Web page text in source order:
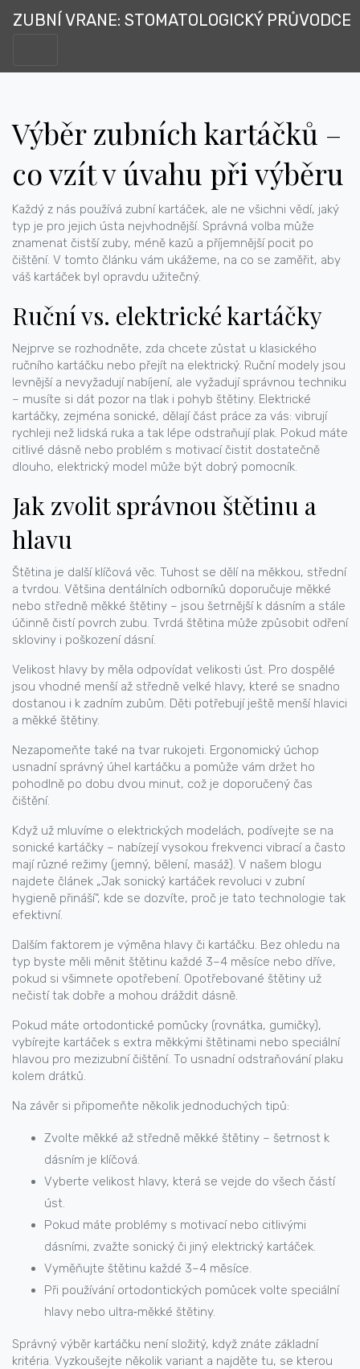
ZUBNÍ VRANE: STOMATOLOGICKÝ PRŮVODCE
Výběr zubních kartáčků –
co vzít v úvahu při výběru
Každý z nás používá zubní kartáček, ale ne všichni vědí, jaký
typ je pro jejich ústa nejvhodnější. Správná volba může
znamenat čistší zuby, méně kazů a příjemnější pocit po
čištění. V tomto článku vám ukážeme, na co se zaměřit, aby
váš kartáček byl opravdu užitečný.
Ruční vs. elektrické kartáčky
Nejprve se rozhodněte, zda chcete zůstat u klasického
ručního kartáčku nebo přejít na elektrický. Ruční modely jsou
levnější a nevyžadují nabíjení, ale vyžadují správnou techniku
– musíte si dát pozor na tlak i pohyb štětiny. Elektrické
kartáčky, zejména sonické, dělají část práce za vás: vibrují
rychleji než lidská ruka a tak lépe odstraňují plak. Pokud máte
citlivé dásně nebo problém s motivací čistit dostatečně
dlouho, elektrický model může být dobrý pomocník.
Jak zvolit správnou štětinu a
hlavu
Štětina je další klíčová věc. Tuhost se dělí na měkkou, střední
a tvrdou. Většina dentálních odborníků doporučuje měkké
nebo středně měkké štětiny – jsou šetrnější k dásním a stále
účinně čistí povrch zubu. Tvrdá štětina může způsobit odření
skloviny i poškození dásní.
Velikost hlavy by měla odpovídat velikosti úst. Pro dospělé
jsou vhodné menší až středně velké hlavy, které se snadno
dostanou i k zadním zubům. Děti potřebují ještě menší hlavici
a měkké štětiny.
Nezapomeňte také na tvar rukojeti. Ergonomický úchop
usnadní správný úhel kartáčku a pomůže vám držet ho
pohodlně po dobu dvou minut, což je doporučený čas
čištění.
Když už mluvíme o elektrických modelách, podívejte se na
sonické kartáčky – nabízejí vysokou frekvenci vibrací a často
mají různé režimy (jemný, bělení, masáž). V našem blogu
najdete článek „Jak sonický kartáček revoluci v zubní
hygieně přináší“, kde se dozvíte, proč je tato technologie tak
efektivní.
Dalším faktorem je výměna hlavy či kartáčku. Bez ohledu na
typ byste měli měnit štětinu každé 3–4 měsíce nebo dříve,
pokud si všimnete opotřebení. Opotřebované štětiny už
nečistí tak dobře a mohou dráždit dásně.
Pokud máte ortodontické pomůcky (rovnátka, gumičky),
vybírejte kartáček s extra měkkými štětinami nebo speciální
hlavou pro mezizubní čištění. To usnadní odstraňování plaku
kolem drátků.
Na závěr si připomeňte několik jednoduchých tipů:
Zvolte měkké až středně měkké štětiny – šetrnost k
dásním je klíčová.
Vyberte velikost hlavy, která se vejde do všech částí
úst.
Pokud máte problémy s motivací nebo citlivými
dásními, zvažte sonický či jiný elektrický kartáček.
Vyměňujte štětinu každé 3–4 měsíce.
Při používání ortodontických pomůcek volte speciální
hlavy nebo ultra‑měkké štětiny.
Správný výběr kartáčku není složitý, když znáte základní
kritéria. Vyzkoušejte několik variant a najděte tu, se kterou